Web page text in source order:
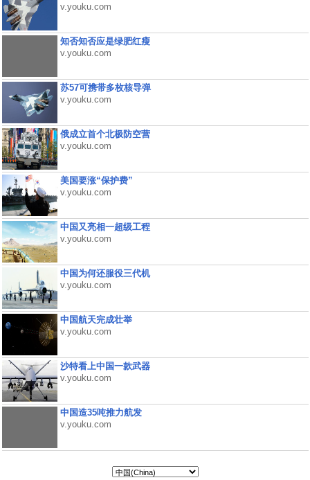
v.youku.com
知否知否应是绿肥红瘦
v.youku.com
苏57可携带多枚核导弹
v.youku.com
俄成立首个北极防空营
v.youku.com
美国要涨“保护费”
v.youku.com
中国又亮相一超级工程
v.youku.com
中国为何还服役三代机
v.youku.com
中国航天完成壮举
v.youku.com
沙特看上中国一款武器
v.youku.com
中国造35吨推力航发
v.youku.com